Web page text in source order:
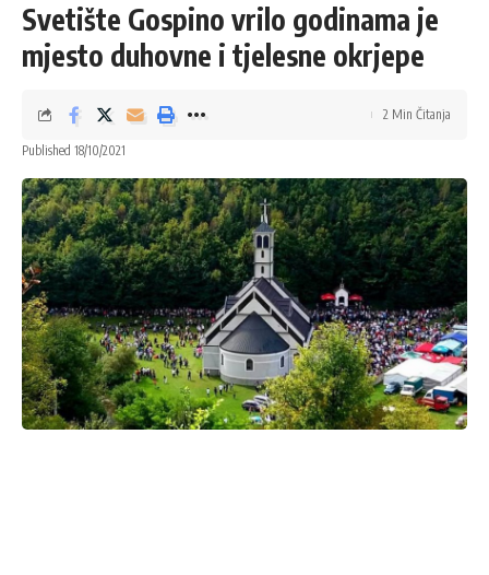
Svetište Gospino vrilo godinama je
mjesto duhovne i tjelesne okrjepe
Published 18/10/2021
2 Min Čitanja